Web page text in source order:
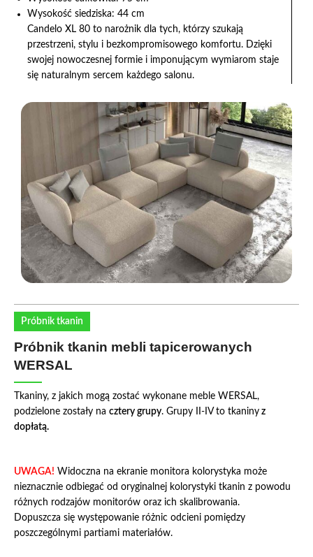
Wysokość siedziska: 44 cm
Candelo XL 80 to narożnik dla tych, którzy szukają
przestrzeni, stylu i bezkompromisowego komfortu. Dzięki
swojej nowoczesnej formie i imponującym wymiarom staje
się naturalnym sercem każdego salonu.
Próbnik tkanin
Próbnik tkanin mebli tapicerowanych
WERSAL
Tkaniny, z jakich mogą zostać wykonane meble WERSAL,
podzielone zostały na cztery grupy. Grupy II-IV to tkaniny z
dopłatą.
UWAGA! Widoczna na ekranie monitora kolorystyka może
nieznacznie odbiegać od oryginalnej kolorystyki tkanin z powodu
różnych rodzajów monitorów oraz ich skalibrowania.
Dopuszcza się występowanie różnic odcieni pomiędzy
poszczególnymi partiami materiałów.